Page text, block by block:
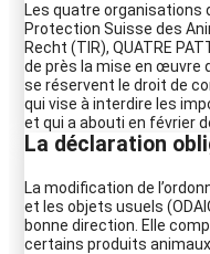
Les quatre organisations
Protection Suisse des
Recht (TIR), QUATRE
de près la mise en œuvre
se réservent le droit de
qui vise à interdire les
et qui a abouti en février
La déclaration
La modification de
et les objets usuels
bonne direction. Elle
certains produits